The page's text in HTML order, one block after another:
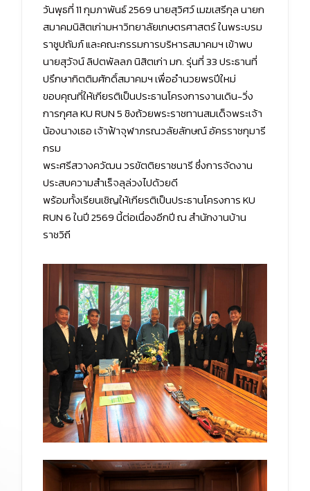
วันพุธที่ 11 กุมภาพันธ์ 2569 นายสุวิศว์ เมฆเสรีกุล นายก
สมาคมนิสิตเก่ามหาวิทยาลัยเกษตรศาสตร์ ในพระบรม
ราชูปถัมภ์ และคณะกรรมการบริหารสมาคมฯ เข้าพบ
นายสุวัจน์ ลิปตพัลลภ นิสิตเก่า มก. รุ่นที่ 33 ประธานที่
ปรึกษากิตติมศักดิ์สมาคมฯ เพื่ออำนวยพรปีใหม่
ขอบคุณที่ให้เกียรติเป็นประธานโครงการงานเดิน-วิ่ง
การกุศล KU RUN 5 ชิงถ้วยพระราชทานสมเด็จพระเจ้า
น้องนางเธอ เจ้าฟ้าจุฬาภรณวลัยลักษณ์ อัครราชกุมารี
กรม
พระศรีสวางควัฒน วรขัตติยราชนารี ซึ่งการจัดงาน
ประสบความสำเร็จลุล่วงไปด้วยดี
พร้อมทั้งเรียนเชิญให้เกียรติเป็นประธานโครงการ KU
RUN 6 ในปี 2569 นี้ต่อเนื่องอีกปี ณ สำนักงานบ้าน
ราชวิถี